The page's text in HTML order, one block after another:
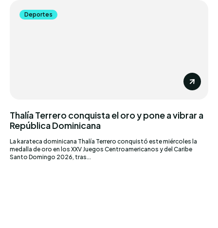
Deportes
Thalía Terrero conquista el oro y pone a vibrar a
República Dominicana
La karateca dominicana Thalía Terrero conquistó este miércoles la
medalla de oro en los XXV Juegos Centroamericanos y del Caribe
Santo Domingo 2026, tras...